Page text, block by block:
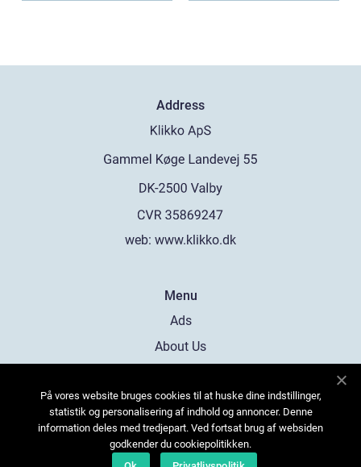
Address
web: www.klikko.dk
Menu
Ads
About Us
Contact
Sitemap
På vores website bruges cookies til at huske dine indstillinger,
statistik og personalisering af indhold og annoncer. Denne
information deles med tredjepart. Ved fortsat brug af websiden
godkender du cookiepolitikken.